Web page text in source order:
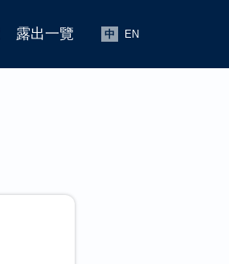
露出一覽 中 EN